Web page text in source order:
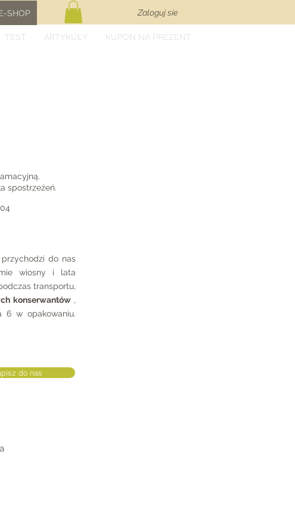
SHOP Zaloguj sie
TEST ARTYKUŁY KUPON NA PREZENT
spostrzeżeń.
do nas
wiosny i lata
transportu,
konserwantów ,
6 w opakowaniu.
do nas